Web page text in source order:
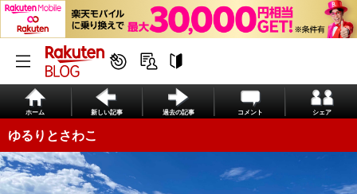
ホーム 新しい記事 過去の記事 コメント シェア
ゆるりとさわこ